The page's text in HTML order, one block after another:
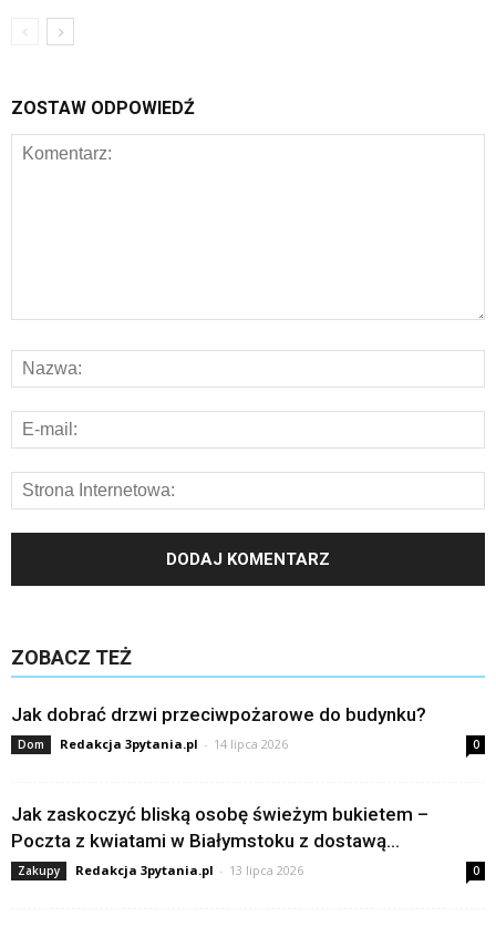
ZOSTAW ODPOWIEDŹ
ZOBACZ TEŻ
Jak dobrać drzwi przeciwpożarowe do budynku?
Dom Redakcja 3pytania.pl - 14 lipca 2026 0
Jak zaskoczyć bliską osobę świeżym bukietem –
Poczta z kwiatami w Białymstoku z dostawą...
Zakupy Redakcja 3pytania.pl - 13 lipca 2026 0